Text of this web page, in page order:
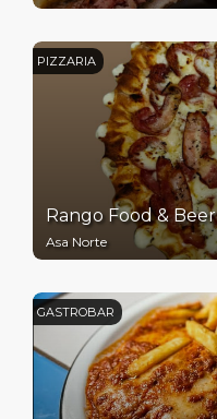
PIZZARIA
Rango Food & Beer
Asa Norte
GASTROBAR